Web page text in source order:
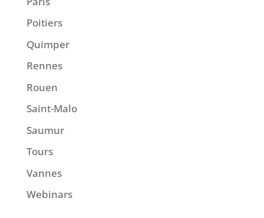
Poitiers
Quimper
Rennes
Rouen
Saint-Malo
Saumur
Tours
Vannes
Webinars